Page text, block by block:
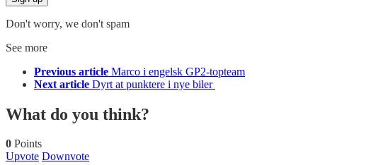
Don't worry, we don't spam
See more
Previous article Marco i engelsk GP2-topteam
Next article Dyrt at punktere i nye biler
What do you think?
0 Points
Upvote Downvote